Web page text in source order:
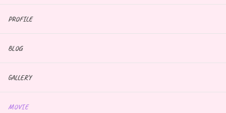
PROFILE
BLOG
GALLERY
MOVIE